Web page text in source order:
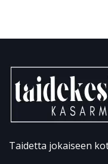
Taidetta jokaiseen